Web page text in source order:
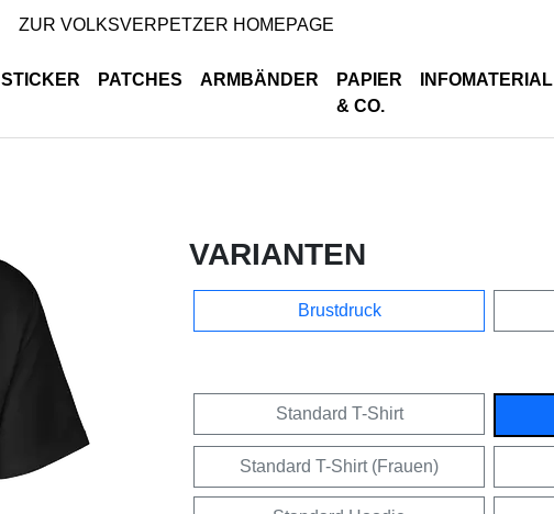
ZUR VOLKSVERPETZER HOMEPAGE
STICKER PATCHES ARMBÄNDER
PAPIER
& CO.
INFOMATERIAL
VARIANTEN
Brustdruck
Standard T-Shirt
Standard T-Shirt (Frauen)